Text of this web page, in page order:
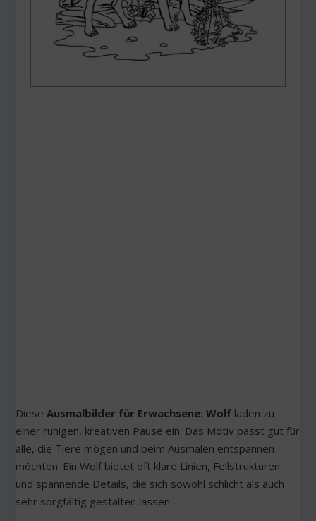
DieseAusmalbilder für Erwachsene: Wolf laden zu
einer ruhigen, kreativen Pause ein. Das Motiv passt gut für
alle, die Tiere mögen und beim Ausmalen entspannen
möchten. Ein Wolf bietet oft klare Linien, Fellstrukturen
und spannende Details, die sich sowohl schlicht als auch
sehr sorgfältig gestalten lassen.